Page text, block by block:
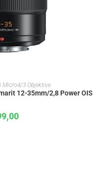
Micro4/3 Objektive
12-35mm/2,8 Power OIS